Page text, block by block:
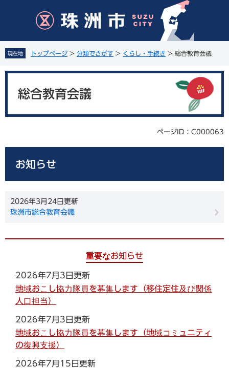
先
頭
で
を
飛
ば
現在地 トップページ > 分類でさがす > くらし・手続き > 総合教育会議
総合教育会議
ページID：C000063
お知らせ
2026年3月24日更新
珠洲市総合教育会議
重要なお知らせ
2026年7月3日更新
地域おこし協力隊員を募集します（移住定住及び関係
人口担当）
2026年7月3日更新
地域おこし協力隊員を募集します（地域コミュニティ
の復興支援）
2026年7月15日更新